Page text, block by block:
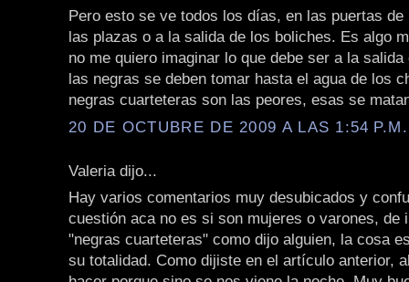
Pero esto se ve todos los días, en las puertas
las plazas o a la salida de los boliches. Es algo
no me quiero imaginar lo que debe ser a la
las negras se deben tomar hasta el agua de los
negras cuarteteras son las peores, esas se
20 DE OCTUBRE DE 2009 A LAS 1:54 P.M.
Valeria dijo...
Hay varios comentarios muy desubicados y
cuestión aca no es si son mujeres o varones, de
"negras cuarteteras" como dijo alguien, la cosa
su totalidad. Como dijiste en el artículo anterior,